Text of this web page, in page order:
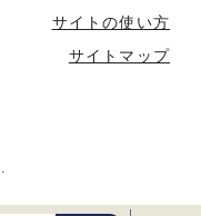
サイトの使い方
サイトマップ